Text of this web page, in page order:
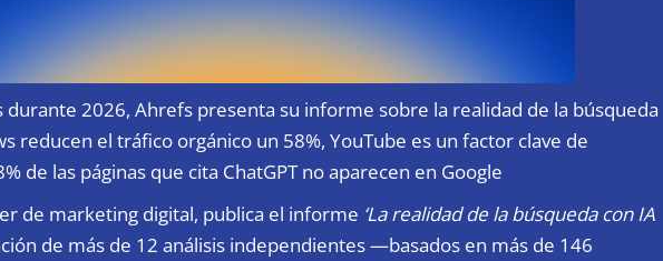
durante 2026, Ahrefs presenta su informe sobre la realidad de la búsqueda
reducen el tráfico orgánico un 58%, YouTube es un factor clave de
de las páginas que cita ChatGPT no aparecen en Google
de marketing digital, publica el informe ‘La realidad de la búsqueda con IA
de más de 12 análisis independientes —basados en más de 146